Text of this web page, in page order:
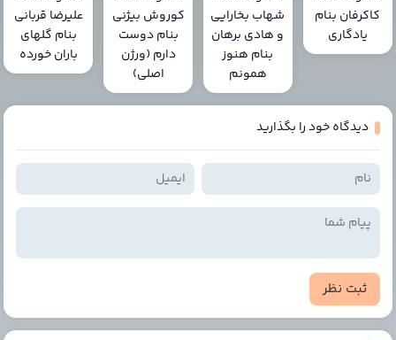
کاکرفان بنام
یادگاری
شهاب بخارایی
و هادی برهان
بنام هنوز
همونم
کوروش بیژنی
بنام دوست
دارم (ورژن
اصلی)
علیرضا قربانی
بنام گلهای
باران خورده
دیدگاه خود را بگذارید
ثبت نظر